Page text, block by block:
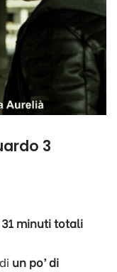
3
minuti totali
un po’ di